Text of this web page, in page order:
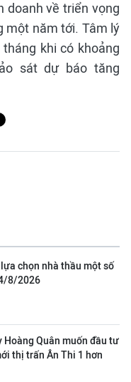
doanh về triển vọng
một năm tới. Tâm lý
khi có khoảng
sát dự báo tăng
chọn nhà thầu một số
8/2026
Hoàng Quân muốn đầu tư
thị trấn Ân Thi 1 hơn